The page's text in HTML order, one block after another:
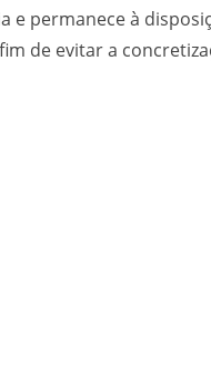
e permanece à
de evitar a